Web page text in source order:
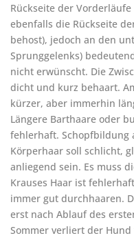
Rückseite der
ebenfalls die Rückseite
behost), jedoch an den
Sprunggelenks)
nicht erwünscht. Die
dicht und kurz behaart.
kürzer, aber immerhin
Längere Barthaare oder
fehlerhaft. Schopfbildung
Körperhaar soll schlicht,
anliegend sein. Es muss
Krauses Haar ist
immer gut durchhaaren.
erst nach Ablauf des
Sommer verliert der